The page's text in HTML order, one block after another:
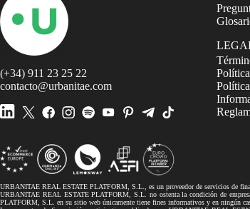
(+34) 911 23 25 22
contacto@urbanitae.com
URBANITAE REAL ESTATE PLATFORM, S.L., es un proveedor de servicios de
URBANITAE REAL ESTATE PLATFORM, S.L. no ostenta la condición de
PLATFORM, S.L. en su sitio web únicamente tiene fines informativos y en ningún